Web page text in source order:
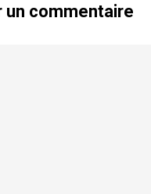
un commentaire